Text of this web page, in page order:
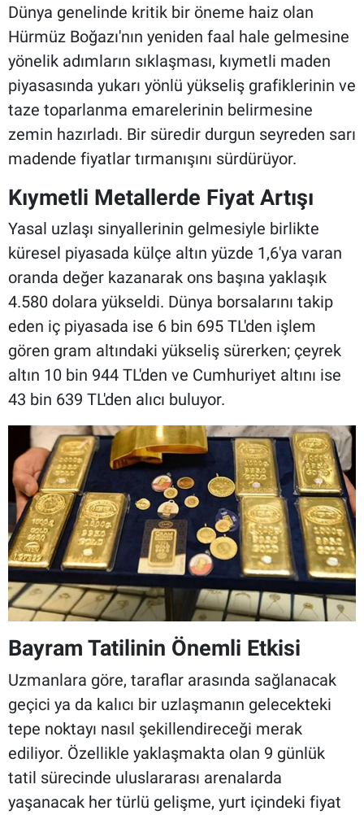
Dünya genelinde kritik bir öneme haiz olan
Hürmüz Boğazı'nın yeniden faal hale gelmesine
yönelik adımların sıklaşması, kıymetli maden
piyasasında yukarı yönlü yükseliş grafiklerinin ve
taze toparlanma emarelerinin belirmesine
zemin hazırladı. Bir süredir durgun seyreden sarı
madende fiyatlar tırmanışını sürdürüyor.
Kıymetli Metallerde Fiyat Artışı
Yasal uzlaşı sinyallerinin gelmesiyle birlikte
küresel piyasada külçe altın yüzde 1,6'ya varan
oranda değer kazanarak ons başına yaklaşık
4.580 dolara yükseldi. Dünya borsalarını takip
eden iç piyasada ise 6 bin 695 TL'den işlem
gören gram altındaki yükseliş sürerken; çeyrek
altın 10 bin 944 TL'den ve Cumhuriyet altını ise
43 bin 639 TL'den alıcı buluyor.
Bayram Tatilinin Önemli Etkisi
Uzmanlara göre, taraflar arasında sağlanacak
geçici ya da kalıcı bir uzlaşmanın gelecekteki
tepe noktayı nasıl şekillendireceği merak
ediliyor. Özellikle yaklaşmakta olan 9 günlük
tatil sürecinde uluslararası arenalarda
yaşanacak her türlü gelişme, yurt içindeki fiyat